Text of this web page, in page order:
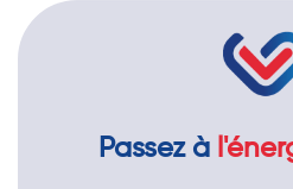
Passez à